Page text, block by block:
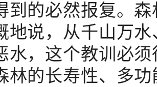
到的必然报复。
地说，从千山万
水，这个教训必
林的长寿性、多